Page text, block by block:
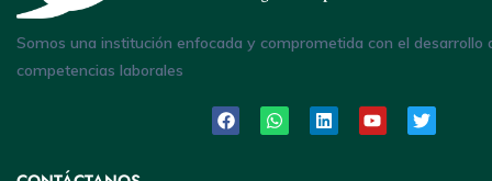
Somos una institución enfocada y comprometida con el desarrollo
competencias laborales